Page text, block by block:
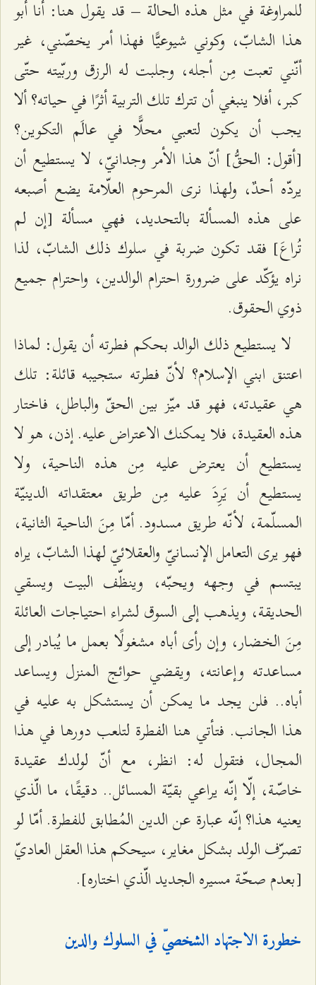
للمراوغة في مثل هذه الحالة – قد يقول هنا: أنا أبو
هذا الشابّ، وكوني شيوعيًّا فهذا أمر يخصّني، غير
أنّني تعبت مِن أجله، وجلبت له الرزق وربّيته حتّى
كبر، أفلا ينبغي أن تترك تلك التربية أثرًا في حياته؟ ألا
يجب أن يكون لتعبي محلًّا في عالَم التكوين؟
[أقول: الحقُّ] أنّ هذا الأمر وجدانيّ، لا يستطيع أن
يردّه أحدٌ، ولهذا نرى المرحوم العلّامة يضع أصبعه
على هذه المسألة بالتحديد، فهي مسألة [إن لم
تُراعَ] فقد تكون ضربة في سلوك ذلك الشابّ، لذا
نراه يؤكّد على ضرورة احترام الوالدين، واحترام جميع
ذوي الحقوق.
لا يستطيع ذلك الوالد بحكم فطرته أن يقول: لماذا
اعتنق ابني الإسلام؟ لأنّ فطرته ستجيبه قائلة: تلك
هي عقيدته، فهو قد ميّز بين الحقّ والباطل، فاختار
هذه العقيدة، فلا يمكنك الاعتراض عليه. إذن، هو لا
يستطيع أن يعترض عليه مِن هذه الناحية، ولا
يستطيع أن يَرِدَ عليه مِن طريق معتقداته الدينيّة
المسلّمة، لأنّه طريق مسدود. أمّا مِنَ الناحية الثانية،
فهو يرى التعامل الإنسانيّ والعقلائيّ لهذا الشابّ، يراه
يبتسم في وجهه ويحبّه، وينظّف البيت ويسقي
الحديقة، ويذهب إلى السوق لشراء احتياجات العائلة
مِنَ الخضار، وإن رأى أباه مشغولًا بعمل ما يُبادر إلى
مساعدته وإعانته، ويقضي حوائج المنزل ويساعد
أباه.. فلن يجد ما يمكن أن يستشكل به عليه في
هذا الجانب. فتأتي هنا الفطرة لتلعب دورها في هذا
المجال، فتقول له: انظر، مع أنّ لولدك عقيدة
خاصّة، إلّا إنّه يراعي بقيّة المسائل.. دقيقًا، ما الّذي
يعنيه هذا؟ إنّه عبارة عن الدين المُطابق للفطرة. أمّا لو
تصرّف الولد بشكل مغاير، سيحكم هذا العقل العاديّ
[بعدم صحّة مسيره الجديد الّذي اختاره].
خطورة الاجتهاد الشخصيّ في السلوك والدين